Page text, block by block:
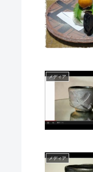
メディア
メディア